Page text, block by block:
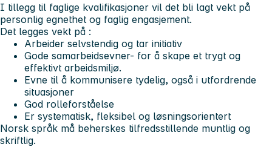
I tillegg til faglige kvalifikasjoner vil det bli lagt vekt på
personlig egnethet og faglig engasjement.
Det legges vekt på :
Arbeider selvstendig og tar initiativ
Gode samarbeidsevner- for å skape et trygt og
effektivt arbeidsmiljø.
Evne til å kommunisere tydelig, også i utfordrende
situasjoner
God rolleforståelse
Er systematisk, fleksibel og løsningsorientert
Norsk språk må beherskes tilfredsstillende muntlig og
skriftlig.